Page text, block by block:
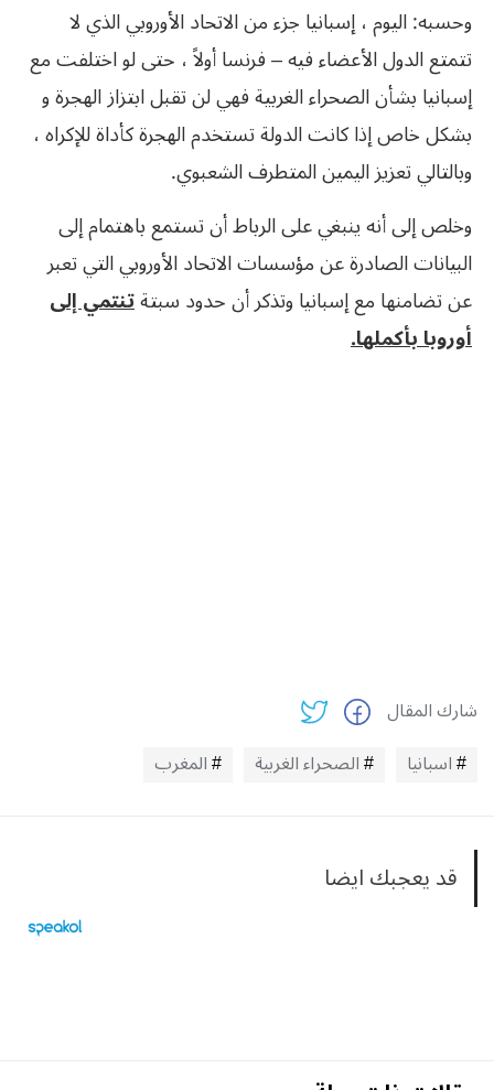
وحسبه: اليوم ، إسبانيا جزء من الاتحاد الأوروبي الذي لا
تتمتع الدول الأعضاء فيه – فرنسا أولاً ، حتى لو اختلفت مع
إسبانيا بشأن الصحراء الغربية فهي لن تقبل ابتزاز الهجرة و
بشكل خاص إذا كانت الدولة تستخدم الهجرة كأداة للإكراه ،
وبالتالي تعزيز اليمين المتطرف الشعبوي.
وخلص إلى أنه ينبغي على الرباط أن تستمع باهتمام إلى
البيانات الصادرة عن مؤسسات الاتحاد الأوروبي التي تعبر
عن تضامنها مع إسبانيا وتذكر أن حدود سبتةتنتمي إلى
أوروبا بأكملها.
شارك المقال
اسبانيا
الصحراء الغربية المغرب
قد يعجبك ايضا